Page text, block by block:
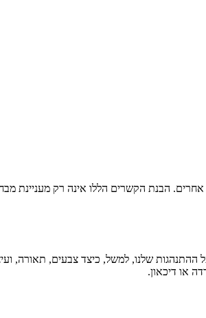
הבנת הקשרים הללו אינה רק מעניינת
שלנו, למשל, כיצד צבעים, תאורה,
או דיכאון.